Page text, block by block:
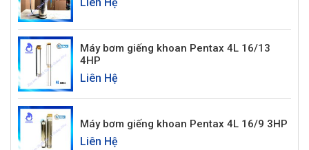
Máy bơm giếng khoan Pentax 4L 16/13
4HP
Liên Hệ
Máy bơm giếng khoan Pentax 4L 16/9 3HP
Liên Hệ